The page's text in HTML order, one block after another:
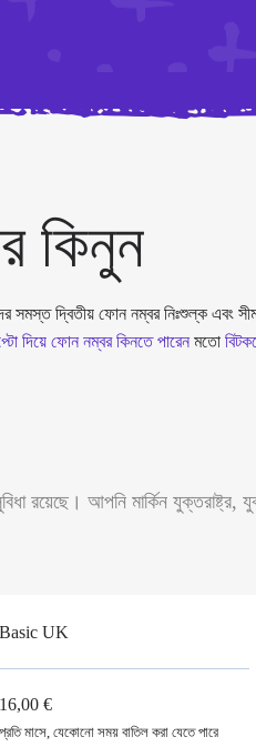
কিনুন
সমস্ত দ্বিতীয় ফোন নম্বর নিঃশুল্ক
দিয়ে ফোন নম্বর কিনতে পারেন মতো
আপনি মার্কিন যুক্তরাষ্ট্র,
Basic UK
16,00 €
প্রতি মাসে, যেকোনো সময় বাতিল করা যেতে পারে